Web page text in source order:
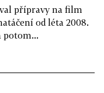
přípravy na film
od léta 2008.
potom...